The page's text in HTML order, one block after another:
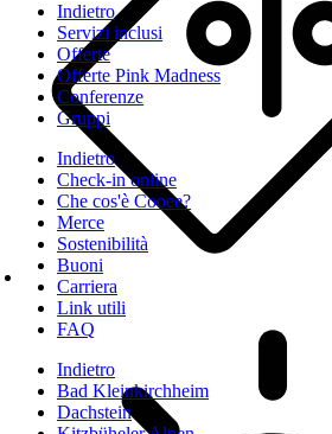
Indietro
Servizi inclusi
Offerte
Offerte Pink Madness
Conferenze
Gruppi
Indietro
Check-in online
Che cos'è Cooee?
Merce
Sostenibilità
Buoni
Carriera
Link utili
FAQ
Indietro
Bad Kleinkirchheim
Dachstein